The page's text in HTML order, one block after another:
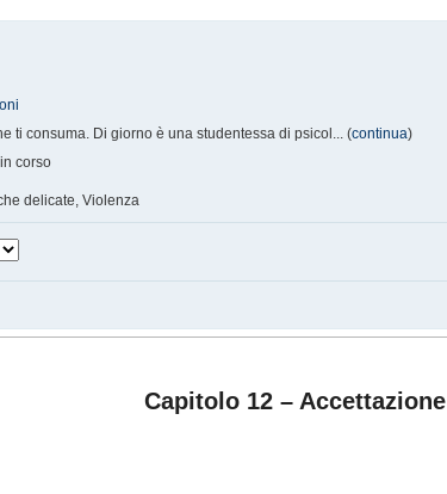
ti consuma. Di giorno è una studentessa di psicol... (continua)
in corso
delicate, Violenza
Capitolo 12 – Accettazione